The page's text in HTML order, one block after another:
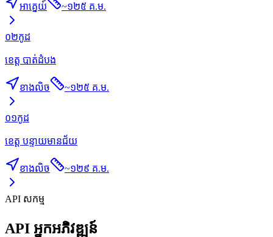
អាគ្នេយ៍ ~១២៥ គ.ម.
០២កូដ
ខេត្ត បាត់ដំបង
ខាងលិច ~១២៥ គ.ម.
០១កូដ
ខេត្ត បន្ទាយមានជ័យ
ខាងលិច ~១២៩ គ.ម.
API សកម្ម
API អ្នកអភិវឌ្ឍន៍